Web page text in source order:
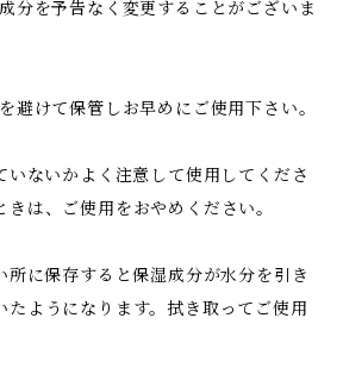
分を予告なく変更することがございま
避けて保管しお早めにご使用下さい。
いないかよく注意して使用してくださ
は、ご使用をおやめください。
所に保存すると保湿成分が水分を引き
たようになります。拭き取ってご使用